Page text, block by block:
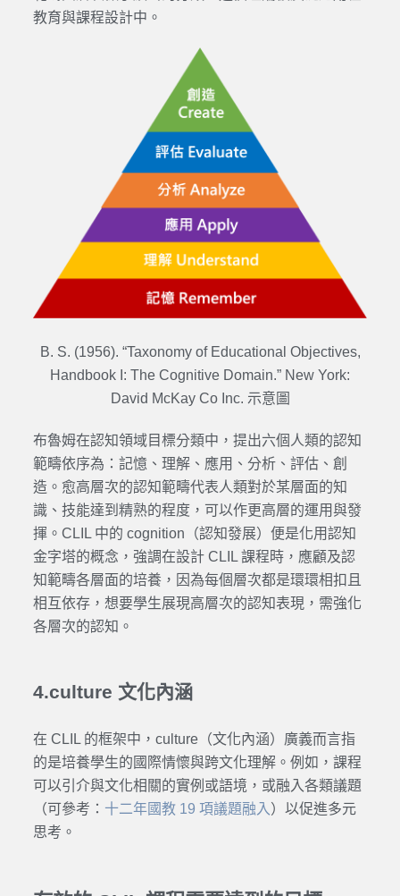
教育與課程設計中。
B. S. (1956). “Taxonomy of Educational Objectives,
Handbook I: The Cognitive Domain.” New York:
David McKay Co Inc. 示意圖
布魯姆在認知領域目標分類中，提出六個人類的認知
範疇依序為：記憶、理解、應用、分析、評估、創
造。愈高層次的認知範疇代表人類對於某層面的知
識、技能達到精熟的程度，可以作更高層的運用與發
揮。CLIL 中的 cognition（認知發展）便是化用認知
金字塔的概念，強調在設計 CLIL 課程時，應顧及認
知範疇各層面的培養，因為每個層次都是環環相扣且
相互依存，想要學生展現高層次的認知表現，需強化
各層次的認知。
4.culture 文化內涵
在 CLIL 的框架中，culture（文化內涵）廣義而言指
的是培養學生的國際情懷與跨文化理解。例如，課程
可以引介與文化相關的實例或語境，或融入各類議題
（可參考： 十二年國教 19 項議題融入 ）以促進多元
思考。